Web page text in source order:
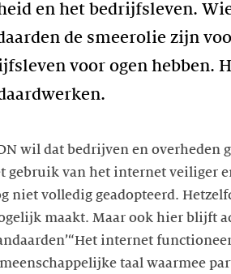
en het bedrijfsleven.
de smeerolie zijn
voor ogen hebben.
wil dat bedrijven en overheden
gebruik van het internet veiliger
niet volledig geadopteerd.
maakt. Maar ook hier blijft
internet
taal waarmee